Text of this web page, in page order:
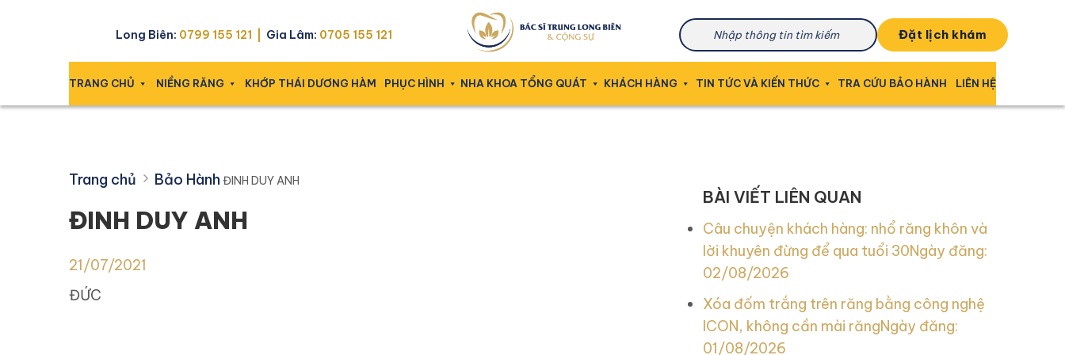
ĐINH DUY ANH
Long Biên: 0799 155 121 | Gia Lâm: 0705 155 121 đặt lịch khám
TRANG CHỦ NIỀNG RĂNG KHỚP THÁI DƯƠNG HÀM PHỤC HÌNH NHA KHOA TỔNG QUÁT KHÁCH HÀNG TIN TỨC VÀ KIẾN THỨC TRA CỨU BẢO HÀNH LIÊN HỆ
Trang chủ Bảo Hành ĐINH DUY ANH
ĐINH DUY ANH
21/07/2021
ĐỨC
BÀI VIẾT LIÊN QUAN
Câu chuyện khách hàng: nhổ răng khôn và
lời khuyên đừng để qua tuổi 30Ngày đăng:
02/08/2026
Xóa đốm trắng trên răng bằng công nghệ
ICON, không cần mài răngNgày đăng:
01/08/2026